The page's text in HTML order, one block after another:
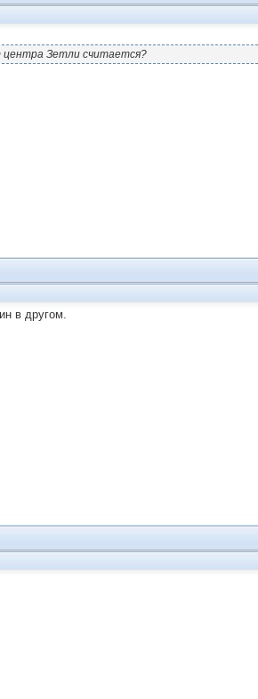
Зеmли считается?
в другом.